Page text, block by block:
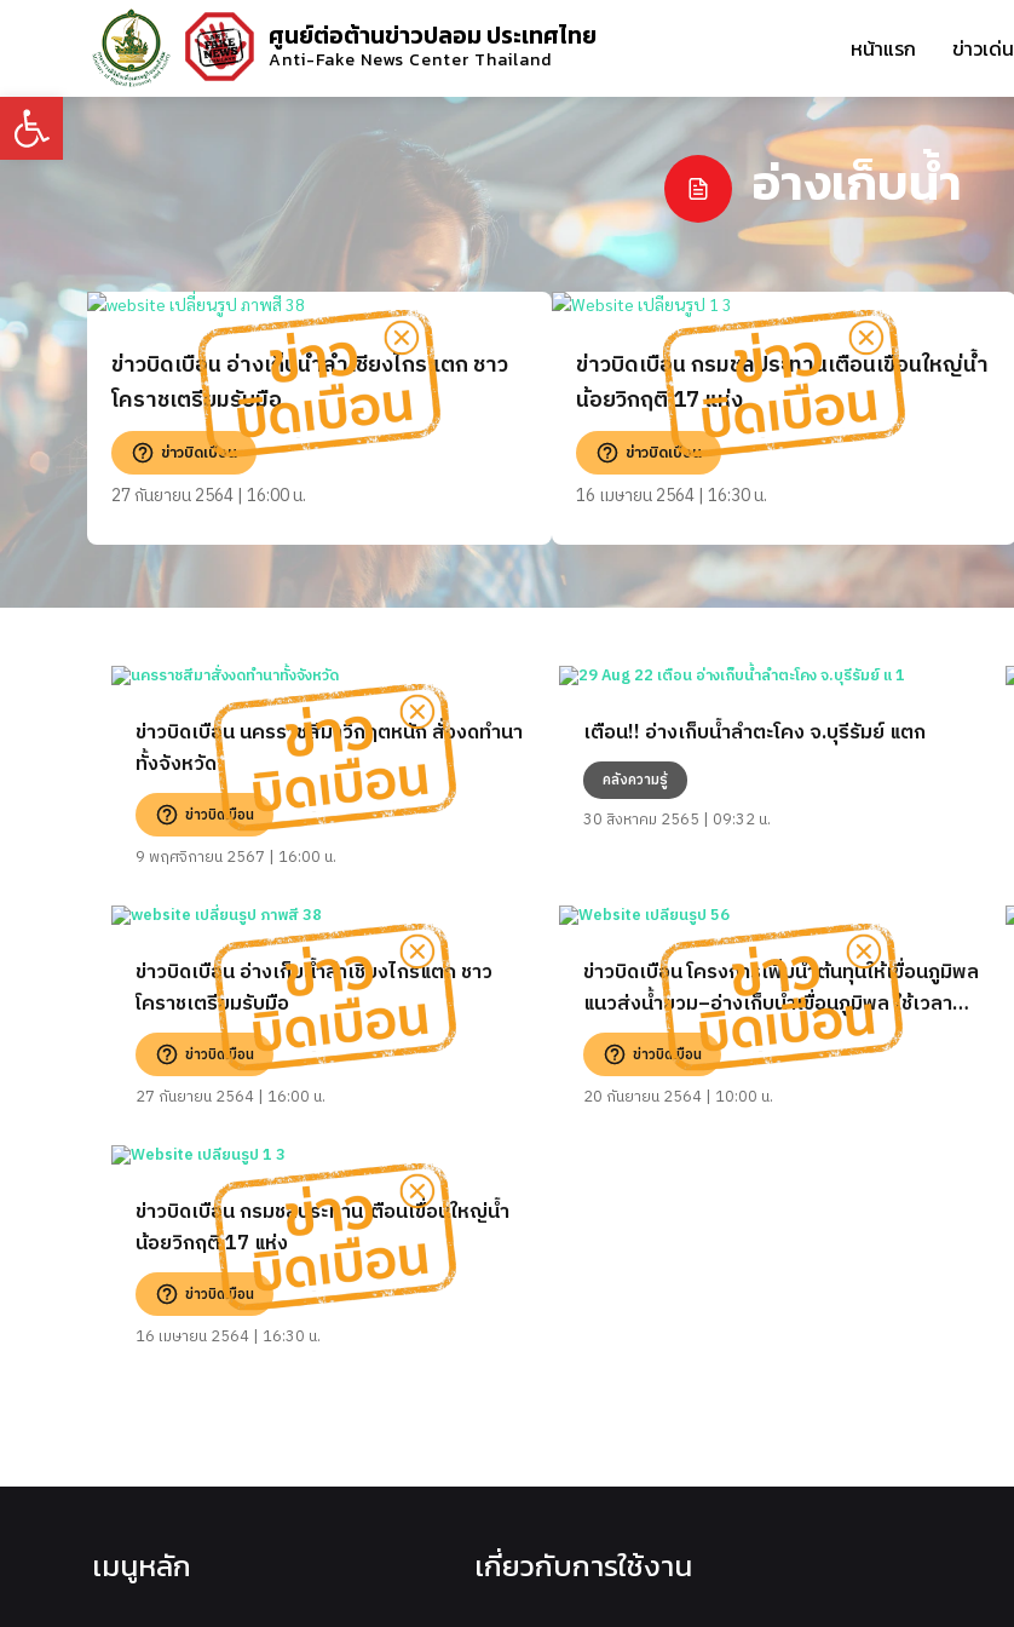
Open toolbar
ศูนย์ต่อต้านข่าวปลอม ประเทศไทย
Anti-Fake News Center Thailand หน้าแรก ข่าวเด่น
อ่างเก็บน้ำ
ข่าวบิดเบือน อ่างเก็บน้ำลําเชียงไกรแตก ชาว
โคราชเตรียมรับมือ
ข่าวบิดเบือน
27 กันยายน 2564 | 16:00 น.
ข่าวบิดเบือน กรมชลประทานเตือนเขื่อนใหญ่น้ำ
น้อยวิกฤติ 17 แห่ง
ข่าวบิดเบือน
16 เมษายน 2564 | 16:30 น.
ข่าวบิดเบือน นครราชสีมาวิกฤตหนัก สั่งงดทำนา
ทั้งจังหวัด
ข่าวบิดเบือน
9 พฤศจิกายน 2567 | 16:00 น.
เตือน!! อ่างเก็บน้ำลำตะโคง จ.บุรีรัมย์ แตก
คลังความรู้
30 สิงหาคม 2565 | 09:32 น.
ข่าวบิดเบือน อ่างเก็บน้ำลําเชียงไกรแตก ชาว
โคราชเตรียมรับมือ
ข่าวบิดเบือน
27 กันยายน 2564 | 16:00 น.
ข่าวบิดเบือน โครงการเพิ่มน้ำต้นทุนให้เขื่อนภูมิพล
แนวส่งน้ำยวม–อ่างเก็บน้ำเขื่อนภูมิพล ใช้เวลา
สร้าง 4 ปี งบอาจจะบานปลาย และได้ประโยชน์ไม่
คุ้มเสียข่าวบิดเบือน
20 กันยายน 2564 | 10:00 น.
ข่าวบิดเบือน กรมชลประทานเตือนเขื่อนใหญ่น้ำ
น้อยวิกฤติ 17 แห่ง
ข่าวบิดเบือน
16 เมษายน 2564 | 16:30 น.
เมนูหลัก เกี่ยวกับการใช้งาน